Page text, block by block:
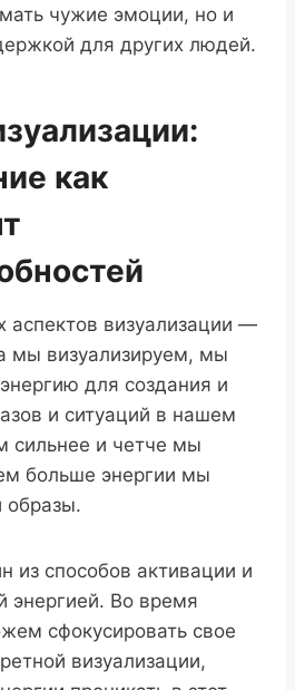
чужие эмоции, но и
для других людей.
как
аспектов визуализации —
мы визуализируем, мы
для создания и
и ситуаций в нашем
сильнее и четче мы
больше энергии мы
образы.
из способов активации и
энергией. Во время
сфокусировать свое
визуализации,